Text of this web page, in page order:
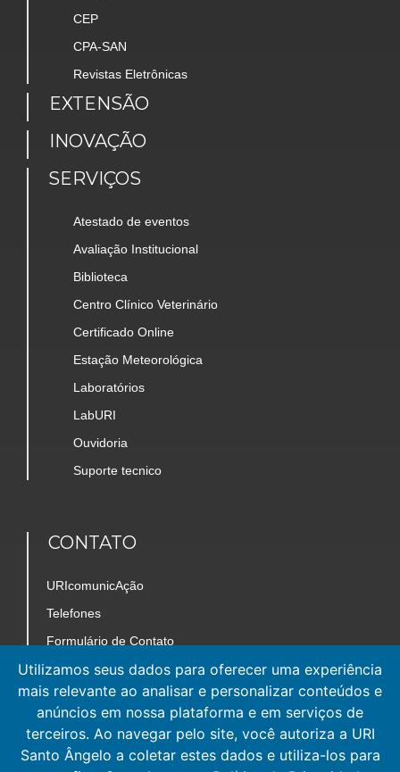
CEP
CPA-SAN
Revistas Eletrônicas
EXTENSÃO
INOVAÇÃO
SERVIÇOS
Atestado de eventos
Avaliação Institucional
Biblioteca
Centro Clínico Veterinário
Certificado Online
Estação Meteorológica
Laboratórios
LabURI
Ouvidoria
Suporte tecnico
CONTATO
URIcomunicAção
Telefones
Formulário de Contato
Trabalhe Conosco
Mapa do Câmpus
Utilizamos seus dados para oferecer uma experiência
mais relevante ao analisar e personalizar conteúdos e
anúncios em nossa plataforma e em serviços de
terceiros. Ao navegar pelo site, você autoriza a URI
Santo Ângelo a coletar estes dados e utiliza-los para